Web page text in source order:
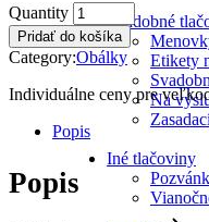
Svadobné
Etikety
Na
Iné tlačoviny
Quantity Karmínová
quantity
Pridať do košíka
Category:Obálky
Individuálne ceny pre
Popis
Popis